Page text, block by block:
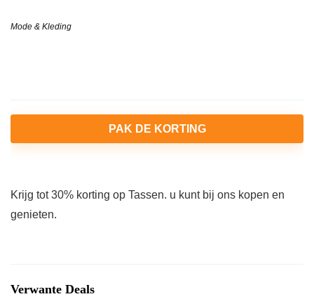
Mode & Kleding
PAK DE KORTING
Krijg tot 30% korting op Tassen. u kunt bij ons kopen en
genieten.
Verwante Deals